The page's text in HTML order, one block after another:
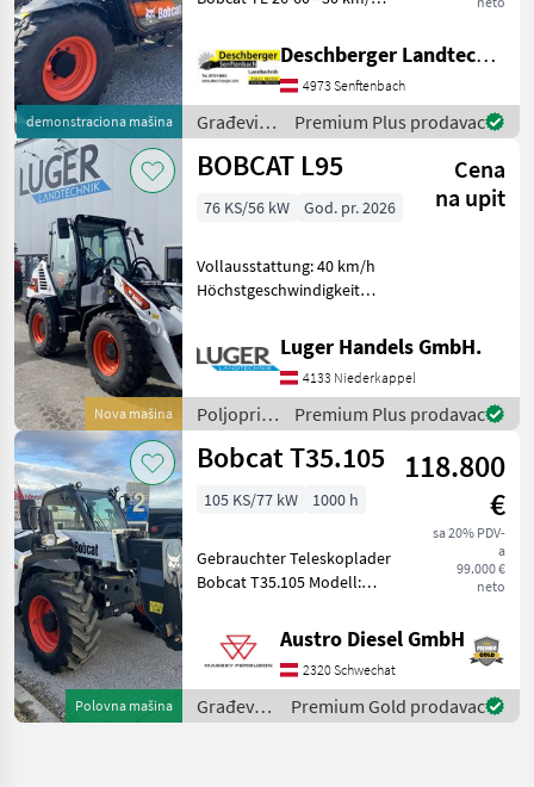
demonstraciona mašina
hydr. Fahrantrieb -
Proportional Joystick -
Quicktach-Anbaurahmen
mit hydr. Verri
Deschberger Landtechnik GmbH
4973 Senftenbach
Građevinski
strojevi /
Bobcat
Premium Plus prodavac
Nova mašina
BOBCAT L95
Cena
na upit
76 KS/56 kW God. pr. 2026
Vollausstattung: 40 km/h
Höchstgeschwindigkeit
Anbaugerätesteuerung 7-
poliger Elektrosteuersatz
Bobcat Telematik Europa
Schaufelhöhenanzeige
Autom
Luger Handels GmbH.
4133 Niederkappel
Poljoprivredni
motorni
strojevi /
Premium Plus prodavac
Polovna mašina
Bobcat T35.105 118.800
€
sa 20% PDV-
a
99.000 €
neto
105 KS/77 kW 1000 h
Gebrauchter Teleskoplader
Bobcat T35.105 Modell:
Ausstattung
Fahrgestellnummer:
B41616105 Motornummer:
9065422 Bereifung vorne:
40
Austro Diesel GmbH
2320 Schwechat
Građevinski
strojevi /
Premium Gold prodavac